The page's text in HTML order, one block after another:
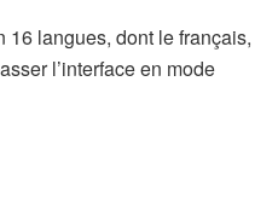
16 langues, dont le français,
l’interface en mode